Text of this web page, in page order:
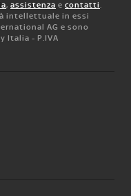
, assistenza e contatti
intellettuale in essi
AG e sono
Italia - P.IVA